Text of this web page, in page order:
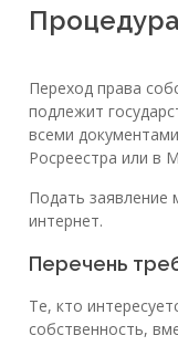
Переход права
подлежит
всеми
Росреестра или в
Подать заявление
интернет.
Перечень
Те, кто
собственность,